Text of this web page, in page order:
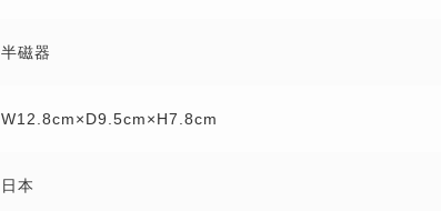
半磁器
W12.8cm×D9.5cm×H7.8cm
日本